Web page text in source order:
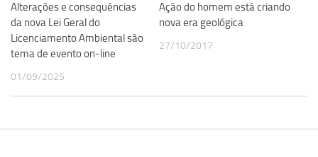
Alterações e consequências
da nova Lei Geral do
Licenciamento Ambiental são
tema de evento on-line
01/09/2025
Ação do homem está criando
nova era geológica
27/10/2017